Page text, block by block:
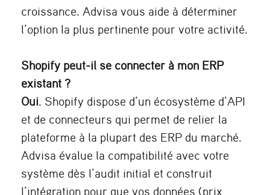
croissance. Advisa vous aide à déterminer
l’option la plus pertinente pour votre activité.
Shopify peut-il se connecter à mon ERP
existant ?
Oui. Shopify dispose d’un écosystème d’API
et de connecteurs qui permet de relier la
plateforme à la plupart des ERP du marché.
Advisa évalue la compatibilité avec votre
système dès l’audit initial et construit
l’intégration pour que vos données (prix,